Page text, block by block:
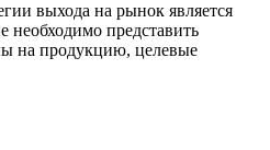
выхода на рынок является
необходимо представить
на продукцию, целевые